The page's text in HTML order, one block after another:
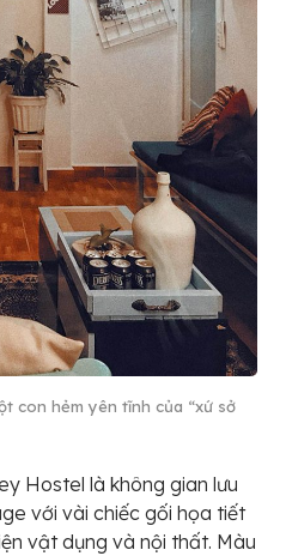
con hẻm yên tĩnh của “xứ sở
Hostel là không gian lưu
với vài chiếc gối họa tiết
vật dụng và nội thất. Màu